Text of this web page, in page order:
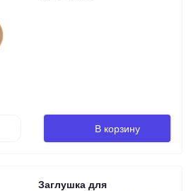
В корзину
Заглушка для